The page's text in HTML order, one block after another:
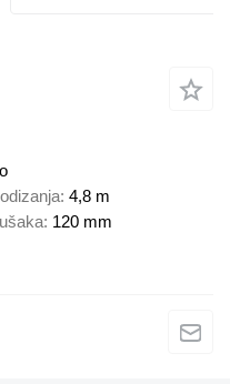
4,8 m
120 mm